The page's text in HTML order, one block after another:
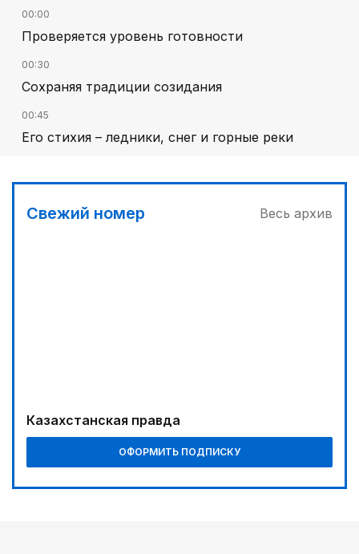
00:00
Проверяется уровень готовности
00:30
Сохраняя традиции созидания
00:45
Его стихия – ледники, снег и горные реки
Свежий номер Весь архив
Казахстанская правда
ОФОРМИТЬ ПОДПИСКУ